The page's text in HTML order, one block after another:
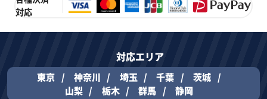
対応
対応エリア
東京 神奈川 埼玉 千葉
茨城
山梨
栃木 群馬 静岡